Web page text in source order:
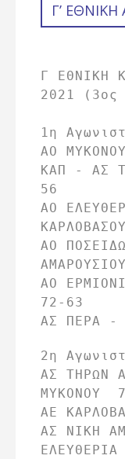
Γ’
Γ ΕΘΝΙΚΗ
2021 (3ος
1η
ΑΟ
ΚΑΠ - ΑΣ
56
ΑΟ
ΑΟ
ΑΟ
72-63
ΑΣ ΠΕΡΑ -
2η
ΑΣ ΤΗΡΩΝ
ΜΥΚΟΝΟΥ
ΑΕ
ΑΣ ΝΙΚΗ